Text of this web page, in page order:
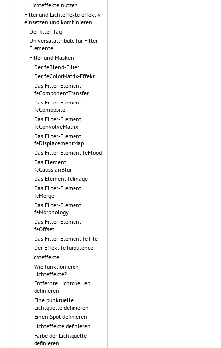
Lichteffekte nutzen
Filter und Lichteffekte effektiv
einsetzen und kombinieren
Der filter-Tag
Universalattribute für Filter-
Elemente
Filter und Masken
Der feBlend-Filter
Der feColorMatrix-Effekt
Das Filter-Element
feComponentTransfer
Das Filter-Element
feComposite
Das Filter-Element
feConvolveMatrix
Das Filter-Element
feDisplacementMap
Das Filter-Element feFlood
Das Element
feGaussianBlur
Das Element feImage
Das Filter-Element
feMerge
Das Filter-Element
feMorphology
Das Filter-Element
feOffset
Das Filter-Element feTile
Der Effekt feTurbulence
Lichteffekte
Wie funktionieren
Lichteffekte?
Entfernte Lichtquellen
definieren
Eine punktuelle
Lichtquelle definieren
Einen Spot definieren
Lichteffekte definieren
Farbe der Lichtquelle
definieren